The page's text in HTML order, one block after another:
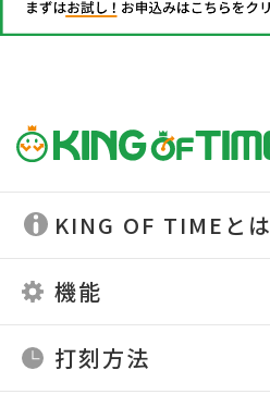
KING OF TIMEとは
機能
打刻方法